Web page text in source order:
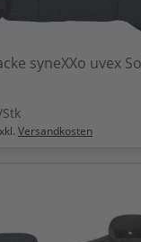
syneXXo uvex
Versandkosten